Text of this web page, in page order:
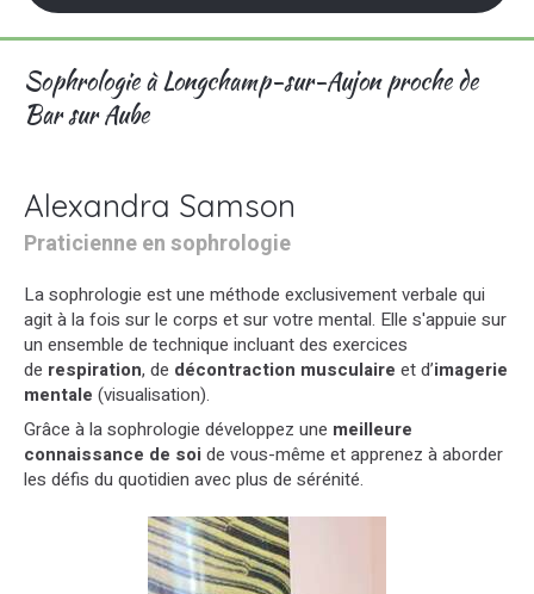
Sophrologie à Longchamp-sur-Aujon proche de
Bar sur Aube
Alexandra Samson
Praticienne en sophrologie
La sophrologie est une méthode exclusivement verbale qui
agit à la fois sur le corps et sur votre mental. Elle s'appuie sur
un ensemble de technique incluant des exercices
de respiration, de décontraction musculaire et d’imagerie
mentale (visualisation).
Grâce à la sophrologie développez une meilleure
connaissance de soide vous-même et apprenez à aborder
les défis du quotidien avec plus de sérénité.